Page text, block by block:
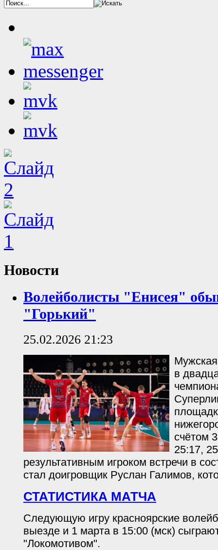
Новости
Волейболисты "Енисея"
"Горький"
25.02.2026 21:23
в
счётом
25:17,
результативным игроком встречи в
стал доигровщик Руслан Галимов,
СТАТИСТИКА МАТЧА
Следующую игру красноярские
выезде и 1 марта в 15:00 (мск)
"Локомотивом".